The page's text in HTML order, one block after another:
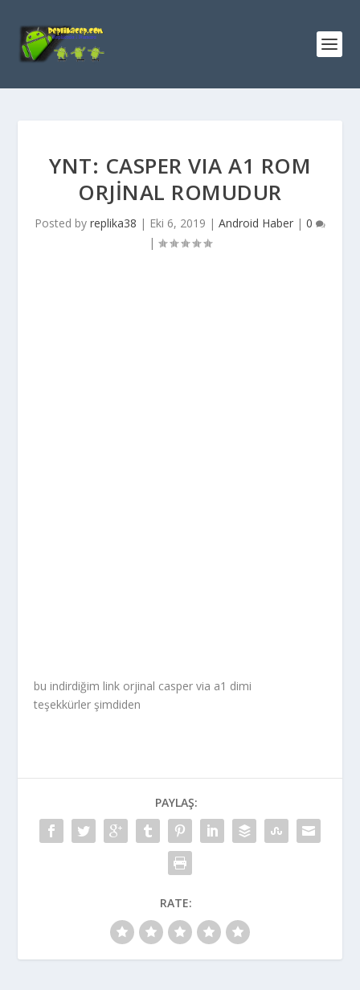
YNT: CASPER VIA A1 ROM
ORJINAL ROMUDUR
Posted by replika38 | Eki 6, 2019 | Android Haber | 0
|
bu indirdiğim link orjinal casper via a1 dimi
teşekkürler şimdiden
PAYLAŞ:
RATE: